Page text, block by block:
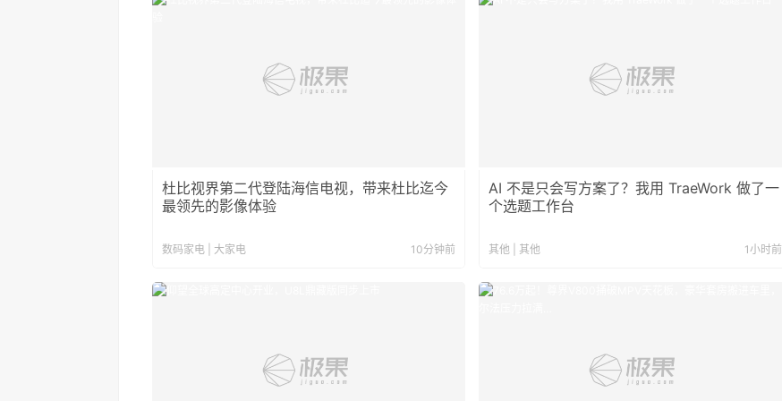
杜比视界第二代登陆海信电视，带来杜比迄今
最领先的影像体验
数码家电 | 大家电 10分钟前
AI 不是只会写方案了？我用 TraeWork 做了一
个选题工作台
其他 | 其他 1小时前